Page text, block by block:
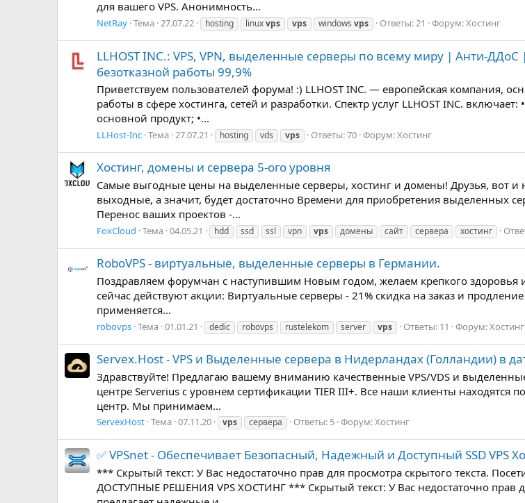
для вашего VPS. Анонимность...
NetRay Тема 27.07.22 hosting linuxvps vps windows vps Ответы: 21 Форум:Хостинг
LLHOST INC.: VPS, VPN, выделенные серверы по всему миру | Анти-
безотказной работы 99,9%
Приветствуем пользователей форума! :) LLHOST INC. — европейская компания,
работы в сфере хостинга, сетей и разработки. Спектр услуг LLHOST INC.
основной продукт; •...
LLHost-Inc Тема 27.07.21 hosting vds vps Ответы: 70 Форум:Хостинг
Хостинг, домены и сервера 5-ого уровня
Самые выгодные цены на выделенные серверы, хостинг и домены! Друзья, вот
выходные, а значит, будет достаточно Времени для приобретения выделенных
Перенос ваших проектов -...
FoxCloud Тема 04.05.21 hdd ssd ssl vpn vps домены сайт сервера хостинг
RoboVPS - виртуальные, выделенные серверы в Германии.
Поздравляем форумчан с наступившим Новым годом, желаем крепкого здоровья
сейчас действуют акции: Виртуальные серверы - 21% скидка на заказ и
применяется...
robovps Тема 01.01.21 dedic robovps rustelekom server vps Ответы: 11 Форум:Хостинг
Servex.Host - VPS и Выделенные сервера в Нидерландах (Голландии) в
Здравствуйте! Предлагаю вашему вниманию качественные VPS/VDS и
центре Serverius с уровнем сертификации TIER III+. Все наши клиенты находятся
центр. Мы принимаем...
ServexHost Тема 07.11.20 vps сервера Ответы: 5 Форум:Хостинг
✅ VPSnet - Oбеспечивает Безопасный, Надежный и Доступный SSD VPS
*** Скрытый текст: У Вас недостаточно прав для просмотра скрытого текста.
ДОСТУПНЫЕ РЕШЕНИЯ VPS ХОСТИНГ *** Скрытый текст: У Вас недостаточно прав